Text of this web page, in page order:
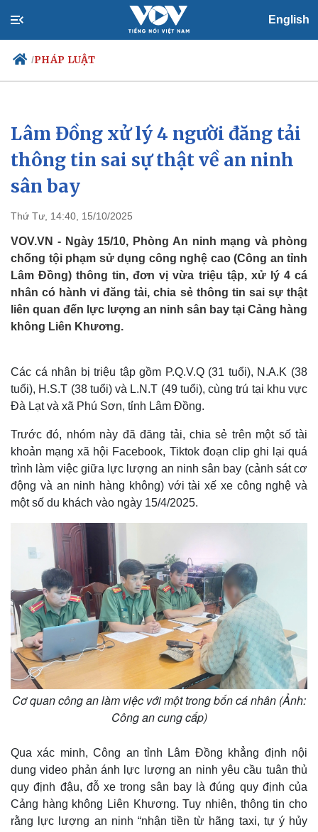
English
/PHÁP LUẬT
Chính trị
Đảng
Tổ chức nhân sự
Quốc hội
Nhận diện sự thật
Xã hội
Tin 24h
Dự báo thời tiết
Lâm Đồng xử lý 4 người đăng tải
thông tin sai sự thật về an ninh
sân bay
Thứ Tư, 14:40, 15/10/2025
VOV.VN - Ngày 15/10, Phòng An ninh mạng và phòng
chống tội phạm sử dụng công nghệ cao (Công an tỉnh
Lâm Đồng) thông tin, đơn vị vừa triệu tập, xử lý 4 cá
nhân có hành vi đăng tải, chia sẻ thông tin sai sự thật
liên quan đến lực lượng an ninh sân bay tại Cảng hàng
không Liên Khương.
Các cá nhân bị triệu tập gồm P.Q.V.Q (31 tuổi), N.A.K (38
tuổi), H.S.T (38 tuổi) và L.N.T (49 tuổi), cùng trú tại khu vực
Đà Lạt và xã Phú Sơn, tỉnh Lâm Đồng.
Trước đó, nhóm này đã đăng tải, chia sẻ trên một số tài
khoản mạng xã hội Facebook, Tiktok đoạn clip ghi lại quá
trình làm việc giữa lực lượng an ninh sân bay (cảnh sát cơ
động và an ninh hàng không) với tài xế xe công nghệ và
một số du khách vào ngày 15/4/2025.
Cơ quan công an làm việc với một trong bốn cá nhân (Ảnh:
Công an cung cấp)
Qua xác minh, Công an tỉnh Lâm Đồng khẳng định nội
dung video phản ánh lực lượng an ninh yêu cầu tuân thủ
quy định đậu, đỗ xe trong sân bay là đúng quy định của
Cảng hàng không Liên Khương. Tuy nhiên, thông tin cho
rằng lực lượng an ninh “nhận tiền từ hãng taxi, tự ý hủy